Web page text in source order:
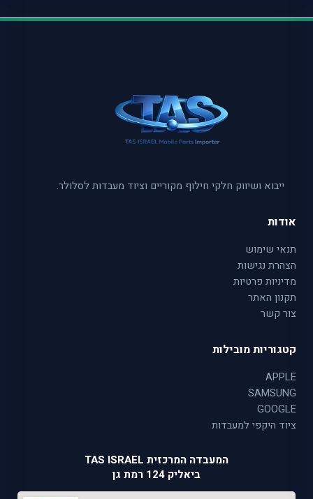
ייבוא ושיווק חלקי חילוף מקוריים וציוד מעבדות לסלולר.
אודות
תנאי שימוש
הצהרת נגישות
מדיניות פרטיות
תקנון האתר
צור קשר
קטגוריות מובילות
APPLE
SAMSUNG
GOOGLE
ציוד היקפי למעבדות
המעבדה המרכזית TAS ISRAEL
ביאליק 124 רמת גן